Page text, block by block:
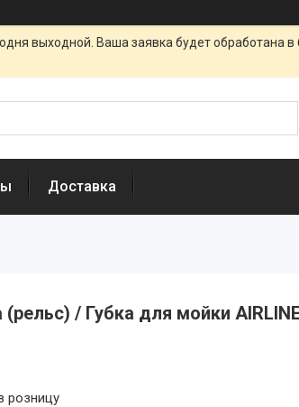
выходной. Ваша заявка будет обработана
Доставка
(рельс) / Губка для мойки
розницу